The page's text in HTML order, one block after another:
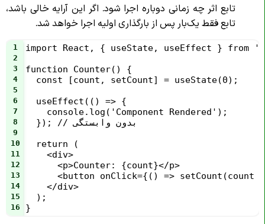
تابع اثر چه زمانی دوباره اجرا شود. اگر این آرایه خالی باشد،
تابع فقط یک‌بار پس از بارگذاری اولیه اجرا خواهد شد.
1 import React, { useState, useEffect } from
2
3
function Counter() {
4
  const [count, setCount] = useState(0);
5
6
  useEffect(() => {
7
    console.log('Component Rendered');
8
  }); // بدون وابستگی
9
10
  return (
11
    <div>
12
      <p>Counter: {count}</p>
13
<button onClick={() => setCount(count
14
    </div>
15
  );
16 }